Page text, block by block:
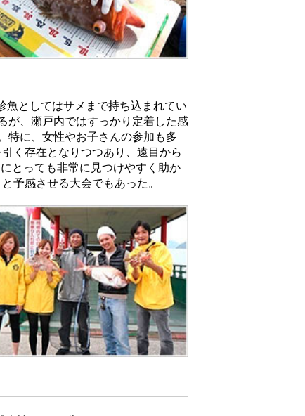
魚としてはサメまで持ち込まれてい
が、瀬戸内ではすっかり定着した感
特に、女性やお子さんの参加も多
く存在となりつつあり、遠目から
とっても非常に見つけやすく助か
予感させる大会でもあった。